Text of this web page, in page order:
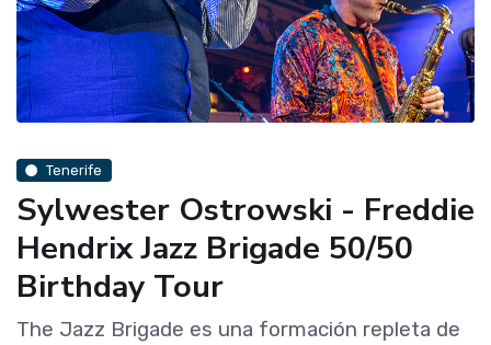
Tenerife
Sylwester Ostrowski - Freddie
Hendrix Jazz Brigade 50/50
Birthday Tour
The Jazz Brigade es una formación repleta de